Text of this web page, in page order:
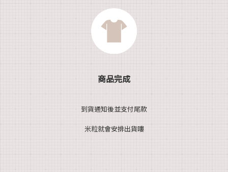
商品完成
到貨通知後並支付尾款
米粒就會安排出貨嘍